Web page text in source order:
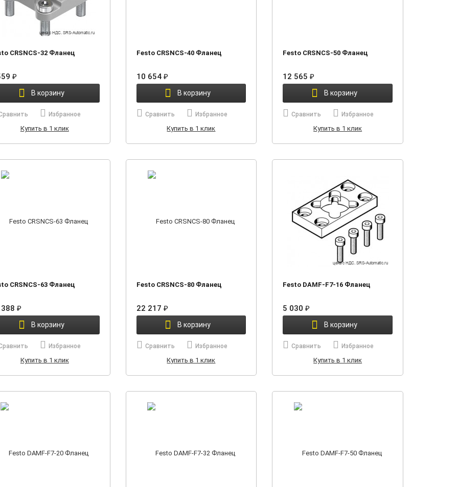
CRSNCS-32 Фланец
₽
В корзину
Избранное
Купить в 1 клик
Festo CRSNCS-40 Фланец
10 654 ₽
В корзину
Сравнить Избранное
Купить в 1 клик
Festo CRSNCS-50 Фланец
12 565₽
В корзину
Сравнить Избранное
Купить в 1 клик
CRSNCS-63 Фланец
₽
В корзину
Избранное
Купить в 1 клик
Festo CRSNCS-80 Фланец
22 217 ₽
В корзину
Сравнить Избранное
Купить в 1 клик
Festo DAMF-F7-16 Фланец
5 030₽
В корзину
Сравнить Избранное
Купить в 1 клик